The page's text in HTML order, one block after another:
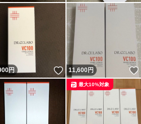
ね！
円 いいね！
11,600円
最大10%対象